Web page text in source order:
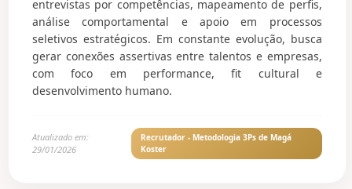
entrevistas por competências, mapeamento de perfis,
análise comportamental e apoio em processos
seletivos estratégicos. Em constante evolução, busca
gerar conexões assertivas entre talentos e empresas,
com foco em performance, fit cultural e
desenvolvimento humano.
Atualizado em:
29/01/2026
Recrutador - Metodologia 3Ps de Magá
Koster